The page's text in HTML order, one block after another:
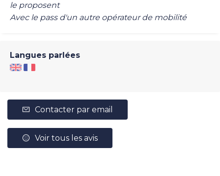
le proposent
Avec le pass d'un autre opérateur de mobilité
Langues parlées
Contacter par email
Voir tous les avis